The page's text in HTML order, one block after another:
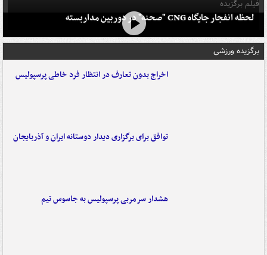
فیلم برگزیده
لحظه انفجار جایگاه CNG "صحنه" در دوربین مداربسته
برگزیده ورزشی
اخراج بدون تعارف در انتظار فرد خاطی پرسپولیس
توافق برای برگزاری دیدار دوستانه ایران و آذربایجان
هشدار سرمربی پرسپولیس به جاسوس تیم